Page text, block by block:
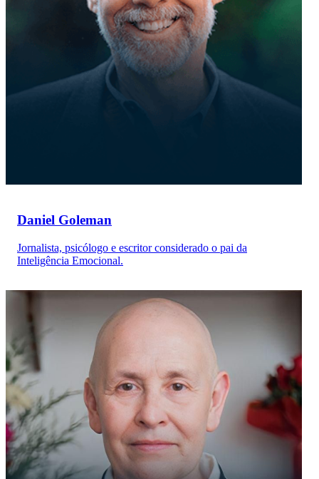
Daniel Goleman
Jornalista, psicólogo e escritor considerado o pai da
Inteligência Emocional.